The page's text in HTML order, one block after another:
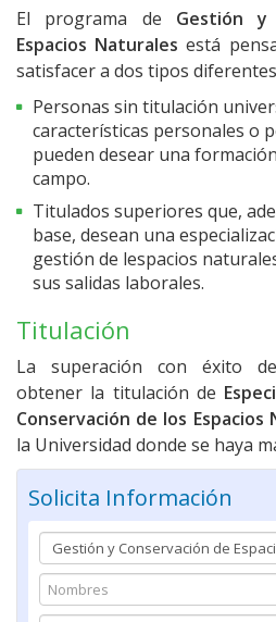
El programa de Gestión y
Espacios Naturales está
satisfacer a dos tipos
Personas sin titulación
características personales o
pueden desear una
campo.
Titulados superiores que,
base, desean una
gestión de lespacios
sus salidas laborales.
Titulación
La superación con éxito
obtener la titulación de
Conservación de los Espacios
la Universidad donde se haya
Solicita Información